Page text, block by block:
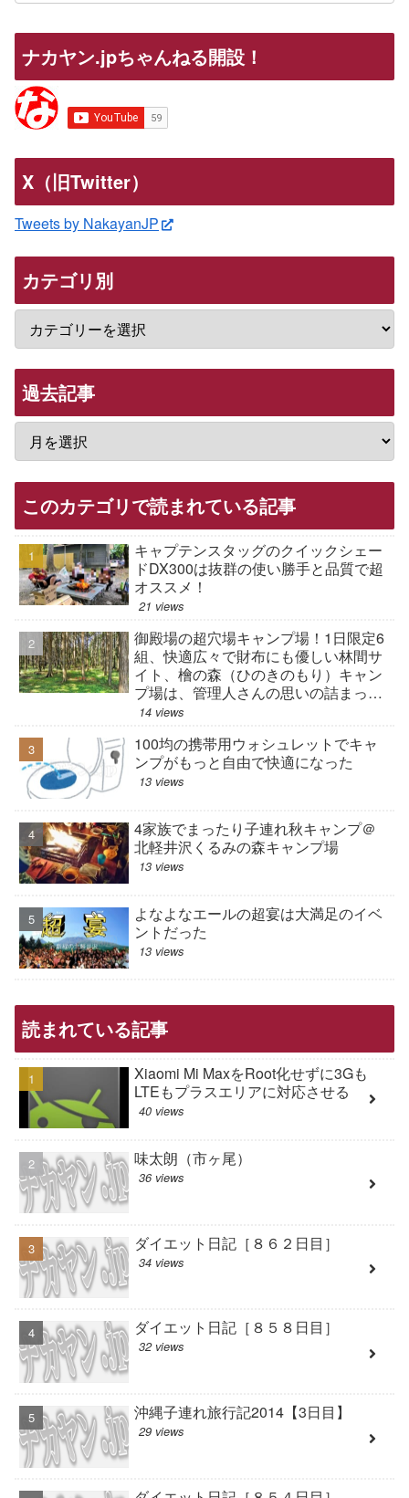
ナカヤン.jpちゃんねる開設！
X（旧Twitter）
Tweets by NakayanJP
カテゴリ別
過去記事
このカテゴリで読まれている記事
キャプテンスタッグのクイックシェー
ドDX300は抜群の使い勝手と品質で超
オススメ！
21 views
御殿場の超穴場キャンプ場！1日限定6
組、快適広々で財布にも優しい林間サ
イト、檜の森（ひのきのもり）キャン
プ場は、管理人さんの思いの詰まった
現在進行形のキャンプ場だった
14 views
100均の携帯用ウォシュレットでキャ
ンプがもっと自由で快適になった
13 views
4家族でまったり子連れ秋キャンプ＠
北軽井沢くるみの森キャンプ場
13 views
よなよなエールの超宴は大満足のイベ
ントだった
13 views
読まれている記事
Xiaomi Mi MaxをRoot化せずに3Gも
LTEもプラスエリアに対応させる
40 views
味太朗（市ヶ尾）
36 views
ダイエット日記［８６２日目］
34 views
ダイエット日記［８５８日目］
32 views
沖縄子連れ旅行記2014【3日目】
29 views